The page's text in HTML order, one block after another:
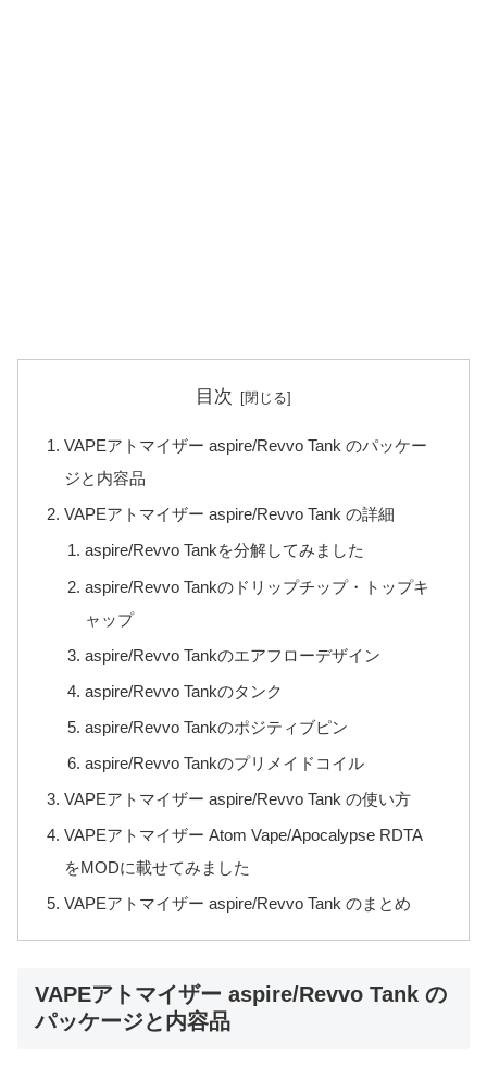
目次
VAPEアトマイザー aspire/Revvo Tank のパッケー
ジと内容品
VAPEアトマイザー aspire/Revvo Tank の詳細
aspire/Revvo Tankを分解してみました
aspire/Revvo Tankのドリップチップ・トップキ
ャップ
aspire/Revvo Tankのエアフローデザイン
aspire/Revvo Tankのタンク
aspire/Revvo Tankのポジティブピン
aspire/Revvo Tankのプリメイドコイル
VAPEアトマイザー aspire/Revvo Tank の使い方
VAPEアトマイザー Atom Vape/Apocalypse RDTA
をMODに載せてみました
VAPEアトマイザー aspire/Revvo Tank のまとめ
VAPEアトマイザー aspire/Revvo Tank の
パッケージと内容品